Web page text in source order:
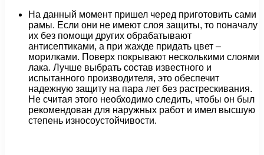
На данный момент пришел черед приготовить сами
рамы. Если они не имеют слоя защиты, то поначалу
их без помощи других обрабатывают
антисептиками, а при жажде придать цвет –
морилками. Поверх покрывают несколькими слоями
лака. Лучше выбрать состав известного и
испытанного производителя, это обеспечит
надежную защиту на пара лет без растрескивания.
Не считая этого необходимо следить, чтобы он был
рекомендован для наружных работ и имел высшую
степень износоустойчивости.